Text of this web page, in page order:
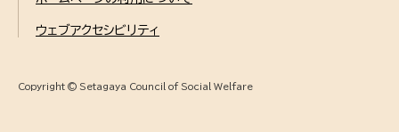
ウェブアクセシビリティ
Copyright © Setagaya Council of Social Welfare